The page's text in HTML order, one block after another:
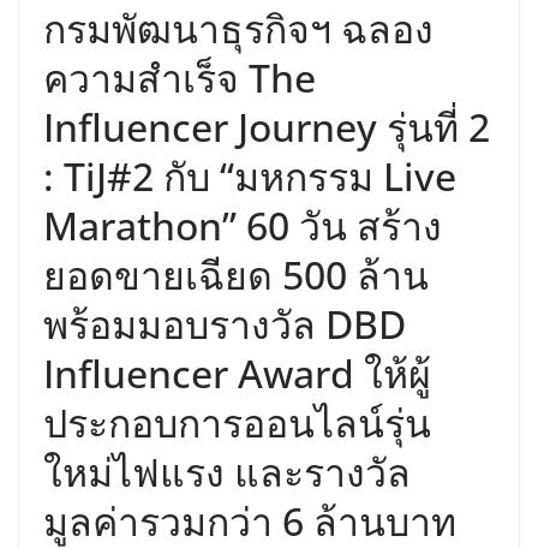
กรมพัฒนาธุรกิจฯ ฉลอง
ความสำเร็จ The
Influencer Journey รุ่นที่ 2
: TiJ#2 กับ “มหกรรม Live
Marathon” 60 วัน สร้าง
ยอดขายเฉียด 500 ล้าน
พร้อมมอบรางวัล DBD
Influencer Award ให้ผู้
ประกอบการออนไลน์รุ่น
ใหม่ไฟแรง และรางวัล
มูลค่ารวมกว่า 6 ล้านบาท